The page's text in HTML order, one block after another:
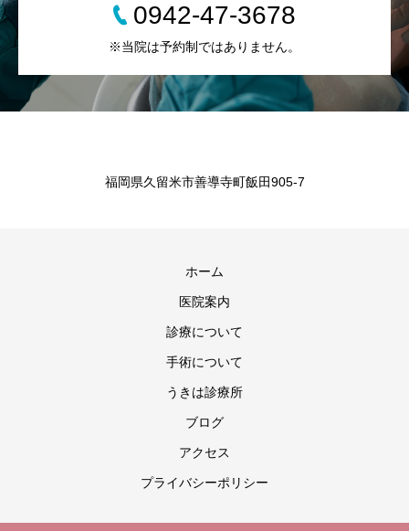
0942-47-3678
※当院は予約制ではありません。
福岡県久留米市善導寺町飯田905-7
ホーム
医院案内
診療について
手術について
うきは診療所
ブログ
アクセス
プライバシーポリシー